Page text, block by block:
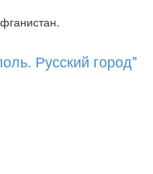
Русский город"